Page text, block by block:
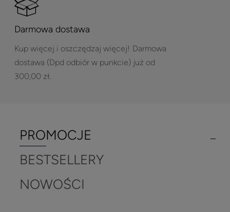
Darmowa dostawa
Kup więcej i oszczędzaj więcej! Darmowa
dostawa (Dpd odbiór w punkcie) już od
300,00 zł.
PROMOCJE
NOWOŚCI
BESTSELLERY